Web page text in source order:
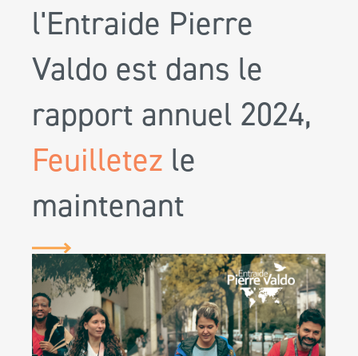
l'Entraide Pierre
Valdo est dans le
rapport annuel 2024,
Feuilletez le
maintenant